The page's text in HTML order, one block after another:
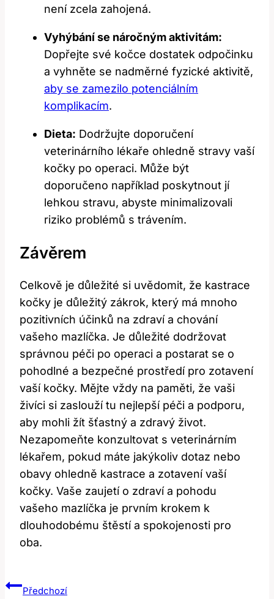
není zcela zahojená.
Vyhýbání se náročným aktivitám:
Dopřejte své kočce dostatek odpočinku
a vyhněte se nadměrné fyzické aktivitě,
aby se zamezilo potenciálním
komplikacím.
Dieta: Dodržujte doporučení
veterinárního lékaře ohledně stravy vaší
kočky po operaci. Může být
doporučeno například poskytnout jí
lehkou stravu, abyste minimalizovali
riziko problémů s trávením.
Závěrem
Celkově je důležité si uvědomit, že kastrace
kočky je důležitý zákrok, který má mnoho
pozitivních účinků na zdraví a chování
vašeho mazlíčka. Je důležité dodržovat
správnou péči po operaci a postarat se o
pohodlné a bezpečné prostředí pro zotavení
vaší kočky. Mějte vždy na paměti, že vaši
živíci si zaslouží tu nejlepší péči a podporu,
aby mohli žít šťastný a zdravý život.
Nezapomeňte konzultovat s veterinárním
lékařem, pokud máte jakýkoliv dotaz nebo
obavy ohledně kastrace a zotavení vaší
kočky. Vaše zaujetí o zdraví a pohodu
vašeho mazlíčka je prvním krokem k
dlouhodobému štěstí a spokojenosti pro
oba.
Navigace
Předchozí